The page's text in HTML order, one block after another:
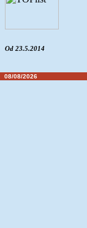
Od 23.5.2014
08/08/2026